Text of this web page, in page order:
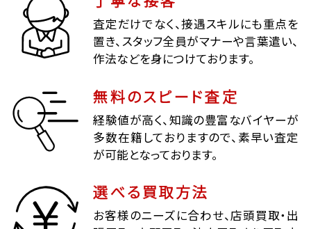
査定だけでなく、接遇スキルにも重点を
置き、スタッフ全員がマナーや言葉遣い、
作法などを身につけております。
無料のスピード査定
経験値が高く、知識の豊富なバイヤーが
多数在籍しておりますので、素早い査定
が可能となっております。
選べる買取方法
お客様のニーズに合わせ、店頭買取・出